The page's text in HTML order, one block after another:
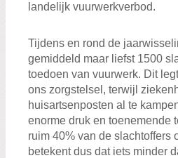
landelijk vuurwerkverbod.
Tijdens en rond de
gemiddeld maar liefst 1500
toedoen van vuurwerk. Dit
ons zorgstelsel, terwijl
huisartsenposten al te
enorme druk en toenemende
ruim 40% van de slachtoffers
betekent dus dat iets minder